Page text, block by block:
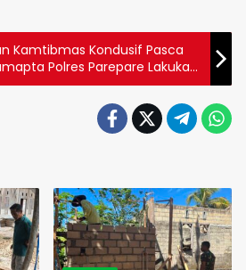
Kamtibmas Kondusif Pasca
Polres Parepare Lakukan